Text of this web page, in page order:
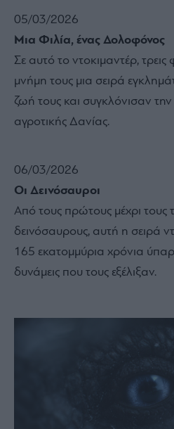
05/03/2026
Μια Φιλία, ένας Δολοφόνος
Σε αυτό το ντοκιμαντέρ, τρεις
μνήμη τους μια σειρά
ζωή τους και συγκλόνισαν
αγροτικής Δανίας.
06/03/2026
Οι Δεινόσαυροι
Από τους πρώτους μέχρι τους
δεινόσαυρους, αυτή η σειρά
165 εκατομμύρια χρόνια
δυνάμεις που τους εξέλιξαν.